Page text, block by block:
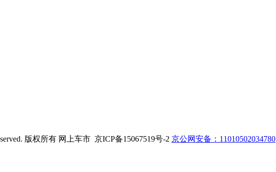
版权所有 网上车市 京ICP备15067519号-2 京公网安备：11010502034780